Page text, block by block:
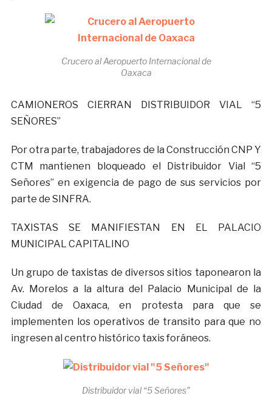
Crucero al Aeropuerto Internacional de
Oaxaca
CAMIONEROS CIERRAN DISTRIBUIDOR VIAL “5
SEÑORES”
Por otra parte, trabajadores de la Construcción CNP Y
CTM mantienen bloqueado el Distribuidor Vial “5
Señores” en exigencia de pago de sus servicios por
parte de SINFRA.
TAXISTAS SE MANIFIESTAN EN EL PALACIO
MUNICIPAL CAPITALINO
Un grupo de taxistas de diversos sitios taponearon la
Av. Morelos a la altura del Palacio Municipal de la
Ciudad de Oaxaca, en protesta para que se
implementen los operativos de transito para que no
ingresen al centro histórico taxis foráneos.
Distribuidor vial “5 Señores”